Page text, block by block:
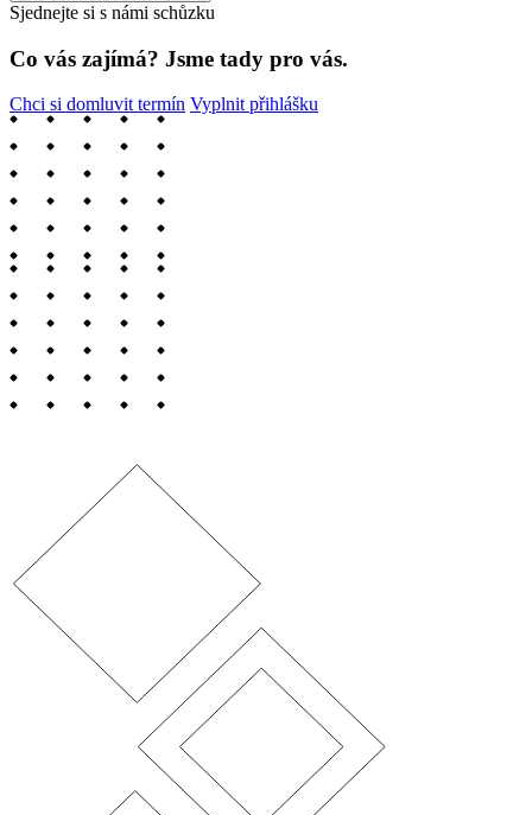
Sjednejte si s námi schůzku
Co vás zajímá? Jsme tady pro vás.
Chci si domluvit termín Vyplnit přihlášku